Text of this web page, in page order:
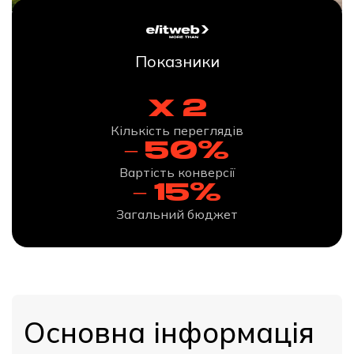
Показники
x 2
Кількість переглядів
– 50%
Вартість конверсії
– 15%
Загальний бюджет
Основна інформація